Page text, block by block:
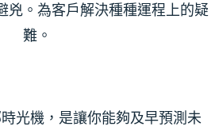
兇。為客戶解決種種運程上的疑
難。
光機，是讓你能夠及早預測未